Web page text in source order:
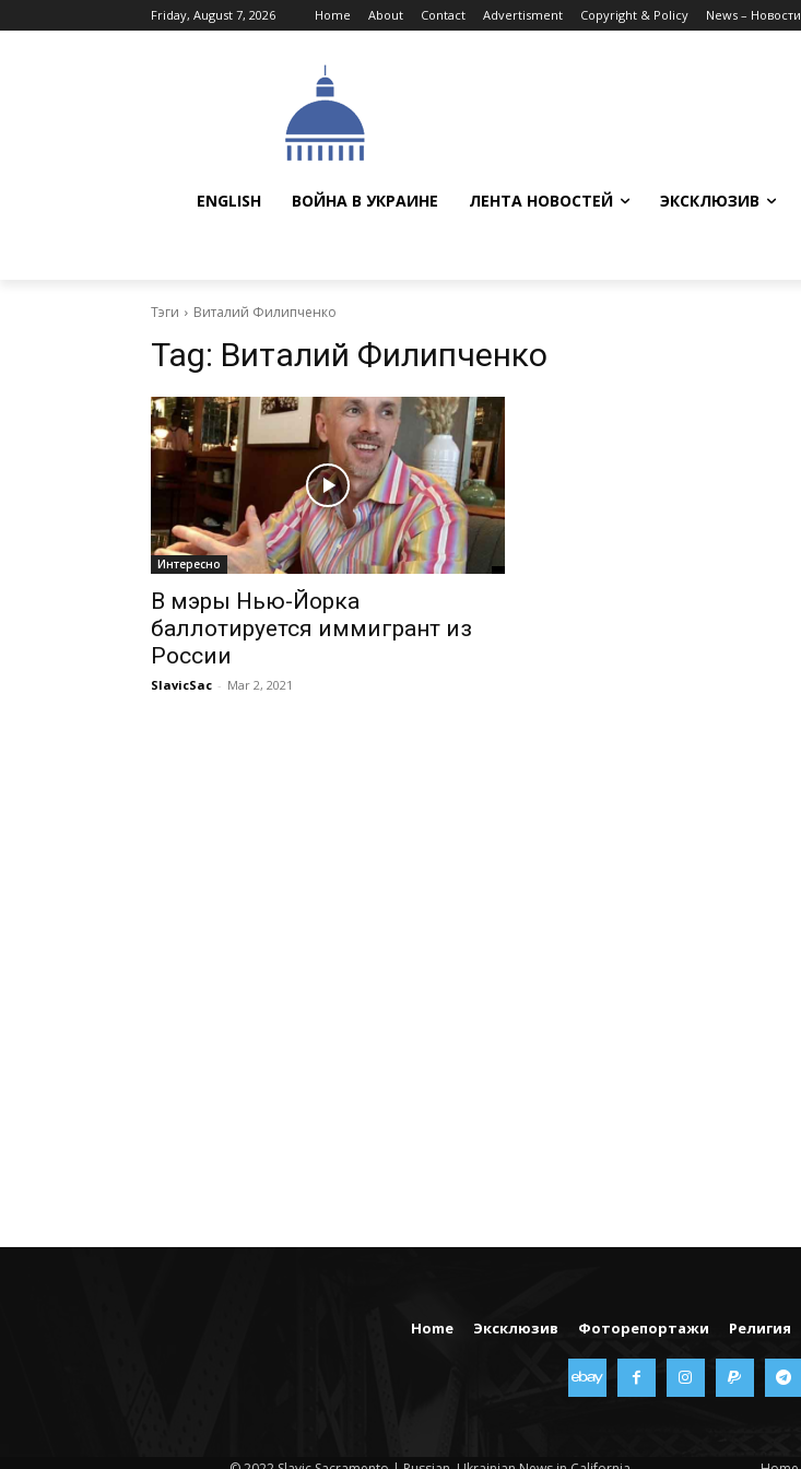
Friday, August 7, 2026 Home About Contact Advertisment Copyright & Policy News – Новости
ENGLISH ВОЙНА В УКРАИНЕ ЛЕНТА НОВОСТЕЙ ЭКСКЛЮЗИВ
Тэги Виталий Филипченко
Tag: Виталий Филипченко
Интересно
В мэры Нью-Йорка
баллотируется иммигрант из
России
SlavicSac - Mar 2, 2021
Home Эксклюзив Фоторепортажи Религия